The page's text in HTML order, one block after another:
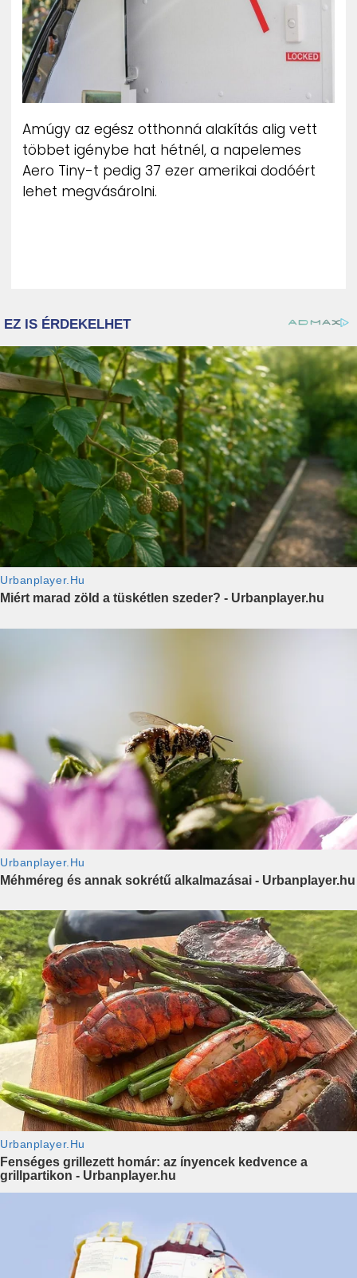
Amúgy az egész otthonná alakítás alig vett
többet igénybe hat hétnél, a napelemes
Aero Tiny-t pedig 37 ezer amerikai dodóért
lehet megvásárolni.